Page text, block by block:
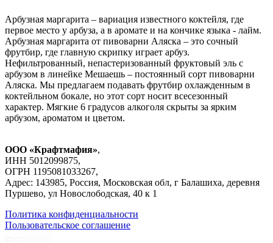
Арбузная маргарита – вариация известного коктейля, где
первое место у арбуза, а в аромате и на кончике языка - лайм.
Арбузная маргарита от пивоварни Аляска – это сочный
фрутбир, где главную скрипку играет арбуз.
Нефильтрованный, непастеризованный фруктовый эль с
арбузом в линейке Мешаешь – постоянный сорт пивоварни
Аляска. Мы предлагаем подавать фрутбир охлажденным в
коктейльном бокале, но этот сорт носит всесезонный
характер. Мягкие 6 градусов алкоголя скрыты за ярким
арбузом, ароматом и цветом.
ООО «Крафтмафия»,
ИНН 5012099875,
ОГРН 1195081033267,
Адрес: 143985, Россия, Московская обл, г Балашиха, деревня
Пуршево, ул Новослободская, 40 к 1
Политика конфиденциальности
Пользовательское соглашение